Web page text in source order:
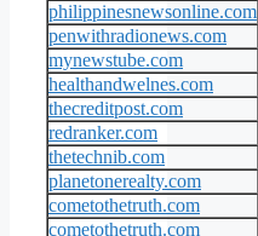
philippinesnewsonline.com
penwithradionews.com
mynewstube.com
healthandwelnes.com
thecreditpost.com
redranker.com
thetechnib.com
planetonerealty.com
cometothetruth.com
cometothetruth.com